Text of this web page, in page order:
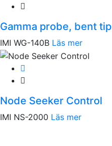
Gamma probe, bent tip
IMI WG-140B Läs mer
Node Seeker Control
IMI NS-2000 Läs mer